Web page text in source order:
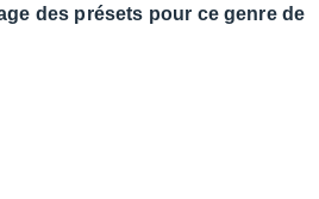
des présets pour ce genre de